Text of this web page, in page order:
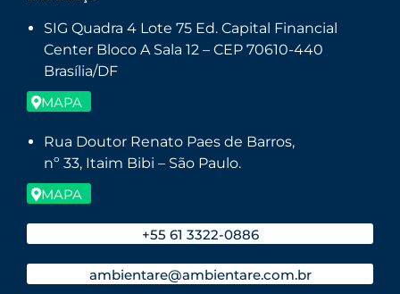
SIG Quadra 4 Lote 75 Ed. Capital Financial
Center Bloco A Sala 12 – CEP 70610-440
Brasília/DF
MAPA
Rua Doutor Renato Paes de Barros,
nº 33, Itaim Bibi – São Paulo.
MAPA
+55 61 3322-0886
ambientare@ambientare.com.br